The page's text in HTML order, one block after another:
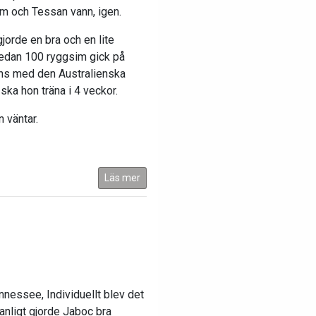
och Tessan vann, igen.
en bra och en lite
100 ryggsim gick på
med den Australienska
hon träna i 4 veckor.
väntar.
Läs mer
Individuellt blev det
gjorde Jaboc bra